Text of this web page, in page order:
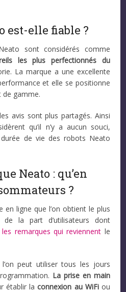
est-elle fiable ?
sont considérés comme
les plus perfectionnés du
La marque a une excellente
et elle se positionne
de gamme.
avis sont plus partagés. Ainsi
qu’il n’y a aucun souci,
durée de vie des robots Neato
Neato : qu’en
?
en ligne que l’on obtient le plus
de la part d’utilisateurs dont
les remarques qui reviennent le
peut utiliser tous les jours
La prise en main
établir laconnexion au WiFiou